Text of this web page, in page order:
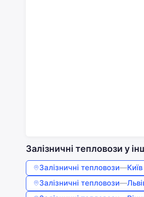
Залізничні тепловози у
Залізничні тепловози—Київ
Залізничні тепловози—